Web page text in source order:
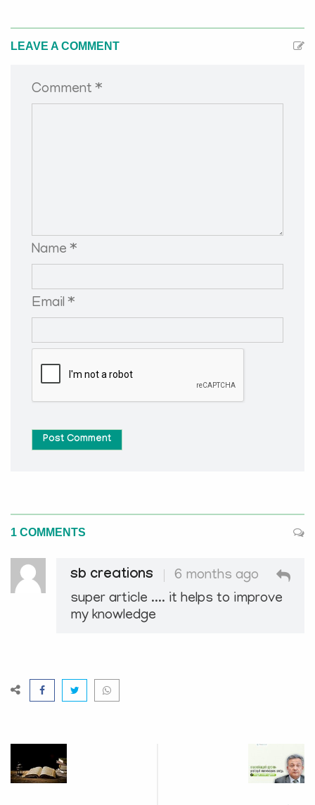
LEAVE A COMMENT
Comment *
Name *
Email *
Post Comment
1 COMMENTS
sb creations
6 months ago
super article .... it helps to improve
my knowledge